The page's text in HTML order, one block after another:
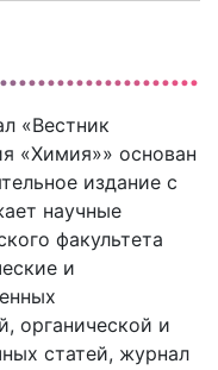
«Вестник
«Химия»» основан
издание с
научные
факультета
и
органической и
статей, журнал